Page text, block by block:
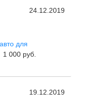
24.12.2019
для
000 руб.
19.12.2019